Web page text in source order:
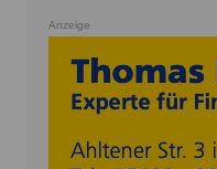
Anzeige